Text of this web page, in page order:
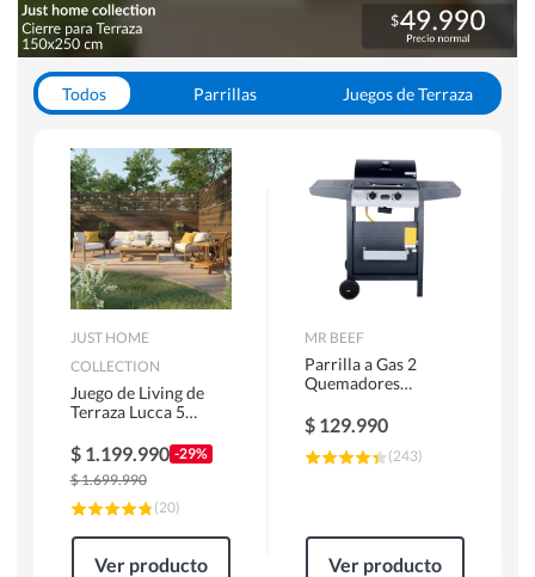
Todos Parrillas
Juegos de Terraza
JUST HOME
COLLECTION
Juego de Living de
Terraza Lucca 5
$ 1.199.990 -29%
$1.699.990
(20)
Ver producto
MR BEEF
Parrilla a Gas 2
Quemadores
$ 129.990
(243)
Ver producto